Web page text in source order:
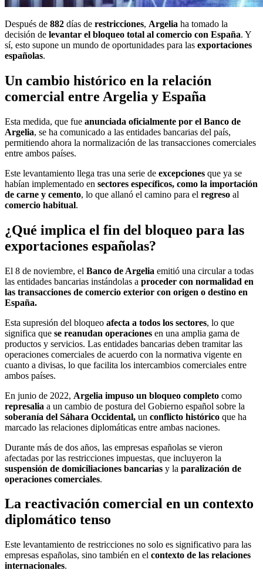
Después de 882 días de restricciones, Argelia ha tomado la
decisión de levantar el bloqueo total al comercio con España. Y
sí, esto supone un mundo de oportunidades para las exportaciones
españolas.
Un cambio histórico en la relación
comercial entre Argelia y España
Esta medida, que fue anunciada oficialmente por el Banco de
Argelia, se ha comunicado a las entidades bancarias del país,
permitiendo ahora la normalización de las transacciones comerciales
entre ambos países.
Este levantamiento llega tras una serie de excepciones que ya se
habían implementado en sectores específicos, como la importación
de carne y cemento, lo que allanó el camino para el regreso al
comercio habitual.
¿Qué implica el fin del bloqueo para las
exportaciones españolas?
El 8 de noviembre, el Banco de Argelia emitió una circular a todas
las entidades bancarias instándolas a proceder con normalidad en
las transacciones de comercio exterior con origen o destino en
España.
Esta supresión del bloqueo afecta a todos los sectores, lo que
significa que se reanudan operaciones en una amplia gama de
productos y servicios. Las entidades bancarias deben tramitar las
operaciones comerciales de acuerdo con la normativa vigente en
cuanto a divisas, lo que facilita los intercambios comerciales entre
ambos países.
En junio de 2022, Argelia impuso un bloqueo completo como
represalia a un cambio de postura del Gobierno español sobre la
soberanía del Sáhara Occidental, un conflicto histórico que ha
marcado las relaciones diplomáticas entre ambas naciones.
Durante más de dos años, las empresas españolas se vieron
afectadas por las restricciones impuestas, que incluyeron la
suspensión de domiciliaciones bancarias y la paralización de
operaciones comerciales.
La reactivación comercial en un contexto
diplomático tenso
Este levantamiento de restricciones no solo es significativo para las
empresas españolas, sino también en el contexto de las relaciones
internacionales.